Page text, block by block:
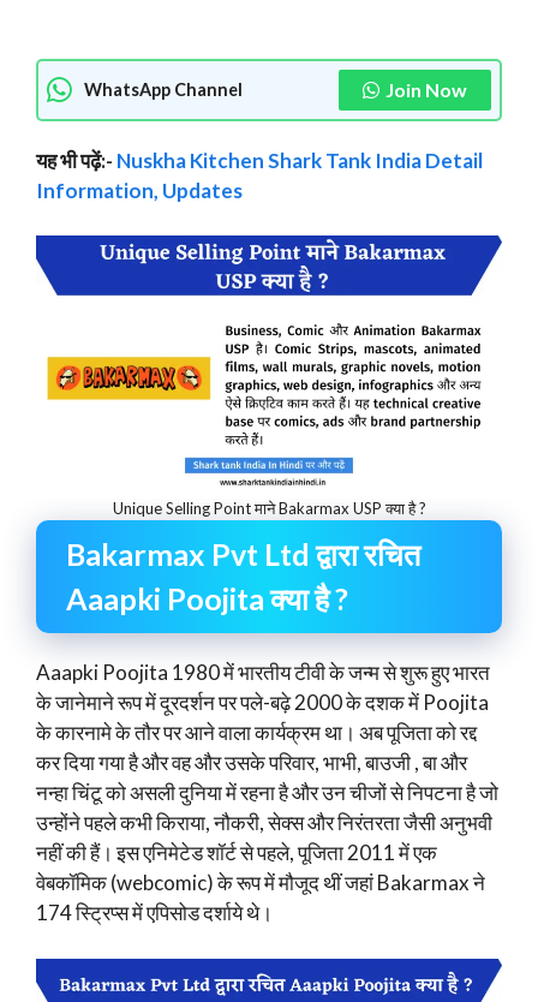
WhatsApp Channel Join Now
यह भी पढ़ें:- Nuskha Kitchen Shark Tank India Detail
Information, Updates
Unique Selling Point माने Bakarmax USP क्या है ?
Bakarmax Pvt Ltd द्वारा रचित
Aaapki Poojita क्या है ?
Aaapki Poojita 1980 में भारतीय टीवी के जन्म से शुरू हुए भारत
के जानेमाने रूप में दूरदर्शन पर पले-बढ़े 2000 के दशक में Poojita
के कारनामे के तौर पर आने वाला कार्यक्रम था। अब पूजिता को रद्द
कर दिया गया है और वह और उसके परिवार, भाभी, बाउजी , बा और
नन्हा चिंटू को असली दुनिया में रहना है और उन चीजों से निपटना है जो
उन्होंने पहले कभी किराया, नौकरी, सेक्स और निरंतरता जैसी अनुभवी
नहीं की हैं। इस एनिमेटेड शॉर्ट से पहले, पूजिता 2011 में एक
वेबकॉमिक (webcomic) के रूप में मौजूद थीं जहां Bakarmax ने
174 स्ट्रिप्स में एपिसोड दर्शाये थे।